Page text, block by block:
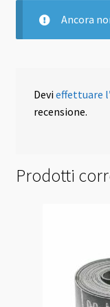
Ancora
Devieffettuare
recensione.
Prodotti